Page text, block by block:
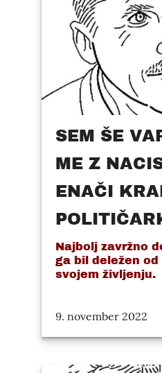
SEM ŠE
ME Z
ENAČI
Najbolj zavržno
ga bil deležen
svojem življenju.
9. november 2022